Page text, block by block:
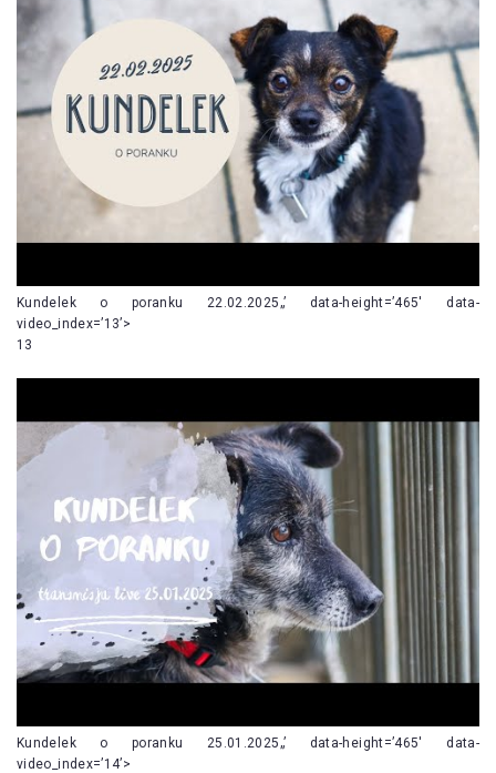
Kundelek o poranku 22.02.2025„’ data-height=’465′ data-
video_index=’13’>
13
Kundelek o poranku 25.01.2025„’ data-height=’465′ data-
video_index=’14’>